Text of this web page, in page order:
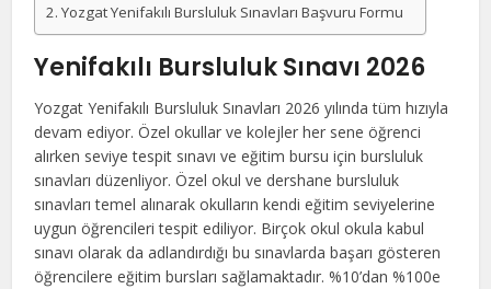
Yozgat Yenifakılı Bursluluk Sınavları Başvuru Formu
Yenifakılı Bursluluk Sınavı 2026
Yozgat Yenifakılı Bursluluk Sınavları 2026 yılında tüm hızıyla
devam ediyor. Özel okullar ve kolejler her sene öğrenci
alırken seviye tespit sınavı ve eğitim bursu için bursluluk
sınavları düzenliyor. Özel okul ve dershane bursluluk
sınavları temel alınarak okulların kendi eğitim seviyelerine
uygun öğrencileri tespit ediliyor. Birçok okul okula kabul
sınavı olarak da adlandırdığı bu sınavlarda başarı gösteren
öğrencilere eğitim bursları sağlamaktadır. %10’dan %100e